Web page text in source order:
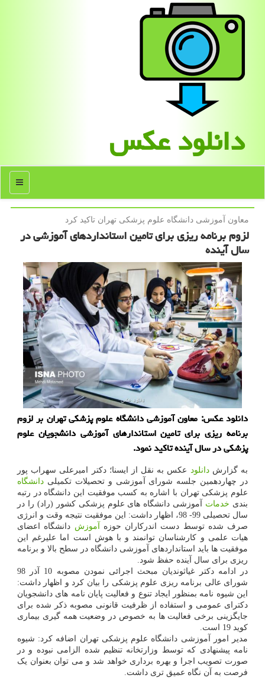
دانلود عكس
منو
معاون آموزشی دانشگاه علوم پزشكی تهران تاكید كرد
لزوم برنامه ریزی برای تامین استانداردهای آموزشی در
سال آینده
دانلود عكس: معاون آموزشی دانشگاه علوم پزشكی تهران بر لزوم
برنامه ریزی برای تامین استاندارهای آموزشی دانشجویان علوم
پزشكی در سال آینده تاكید نمود.
به گزارشدانلود عکس به نقل از ایسنا؛ دکتر امیرعلی سهراب پور
در چهاردهمین جلسه شورای آموزشی و تحصیلات تکمیلی دانشگاه
علوم پزشکی تهران با اشاره به کسب موفقیت این دانشگاه در رتبه
بندی خدمات آموزشی دانشگاه های علوم پزشکی کشور (راد) را در
سال تحصیلی 99- 98، اظهار داشت: این موفقیت نتیجه وقت و انرژی
صرف شده توسط دست اندرکاران حوزه آموزش دانشگاه اعضای
هیات علمی و کارشناسان توانمند و با هوش است اما علیرغم این
موفقیت ها باید استانداردهای آموزشی دانشگاه در سطح بالا و برنامه
ریزی برای سال آینده حفظ شود.
در ادامه دکتر غیاثوندیان مبحث اجرائی نمودن مصوبه 10 آذر 98
شورای عالی برنامه ریزی علوم پزشکی را بیان کرد و اظهار داشت:
این شیوه نامه بمنظور ایجاد تنوع و فعالیت پایان نامه های دانشجویان
دکترای عمومی و استفاده از ظرفیت قانونی مصوبه ذکر شده برای
جایگزینی برخی فعالیت ها به خصوص در وضعیت همه گیری بیماری
کوید 19 است.
مدیر امور آموزشی دانشگاه علوم پزشکی تهران اضافه کرد: شیوه
نامه پیشنهادی که توسط وزارتخانه تنظیم شده الزامی نبوده و در
صورت تصویب اجرا و بهره برداری خواهد شد و می توان بعنوان یک
فرصت به آن نگاه عمیق تری داشت.